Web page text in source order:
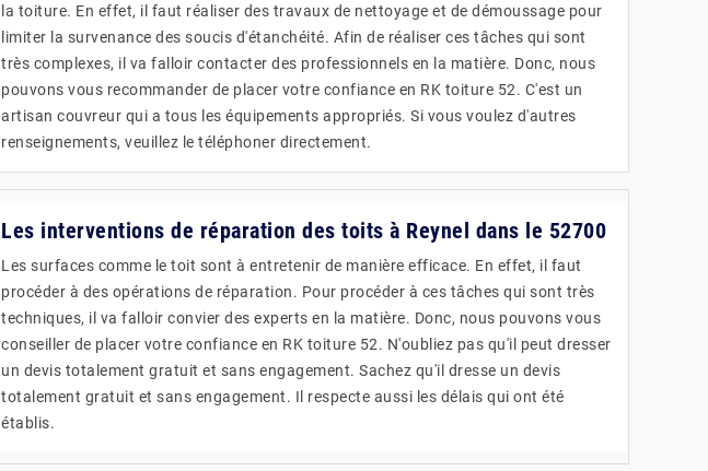
la toiture. En effet, il faut réaliser des travaux de nettoyage et de démoussage pour
limiter la survenance des soucis d'étanchéité. Afin de réaliser ces tâches qui sont
très complexes, il va falloir contacter des professionnels en la matière. Donc, nous
pouvons vous recommander de placer votre confiance en RK toiture 52. C'est un
artisan couvreur qui a tous les équipements appropriés. Si vous voulez d'autres
renseignements, veuillez le téléphoner directement.
Les interventions de réparation des toits à Reynel dans le 52700
Les surfaces comme le toit sont à entretenir de manière efficace. En effet, il faut
procéder à des opérations de réparation. Pour procéder à ces tâches qui sont très
techniques, il va falloir convier des experts en la matière. Donc, nous pouvons vous
conseiller de placer votre confiance en RK toiture 52. N'oubliez pas qu'il peut dresser
un devis totalement gratuit et sans engagement. Sachez qu'il dresse un devis
totalement gratuit et sans engagement. Il respecte aussi les délais qui ont été
établis.